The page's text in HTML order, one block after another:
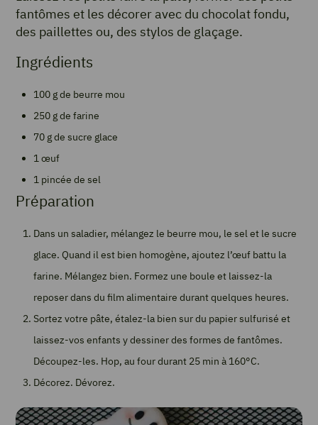
fantômes et les décorer avec du chocolat fondu,
des paillettes ou, des stylos de glaçage.
Ingrédients
100 g de beurre mou
250 g de farine
70 g de sucre glace
1 œuf
1 pincée de sel
Préparation
Dans un saladier, mélangez le beurre mou, le sel et le sucre
glace. Quand il est bien homogène, ajoutez l’œuf battu la
farine. Mélangez bien. Formez une boule et laissez-la
reposer dans du film alimentaire durant quelques heures.
Sortez votre pâte, étalez-la bien sur du papier sulfurisé et
laissez-vos enfants y dessiner des formes de fantômes.
Découpez-les. Hop, au four durant 25 min à 160°C.
Décorez. Dévorez.